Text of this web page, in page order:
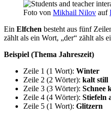
Foto von Mikhail Nilov auf
Ein Elfchen besteht aus fünf
zählt als ein Wort, „der“ zählt als
Beispiel (Thema Jahreszeit)
Zeile 1 (1 Wort): Winter
Zeile 2 (2 Wörter): kalt still
Zeile 3 (3 Wörter): Schnee
Zeile 4 (4 Wörter): Stiefeln
Zeile 5 (1 Wort): Glitzern